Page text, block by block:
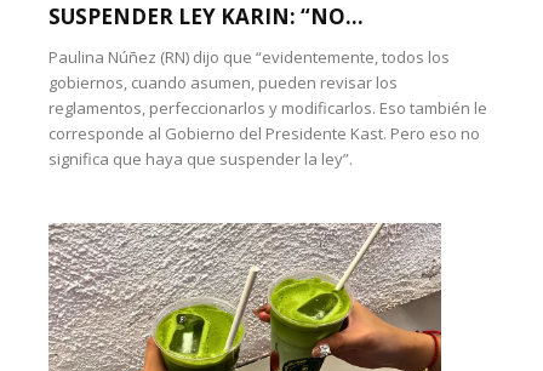
SUSPENDER LEY KARIN: “NO...
Paulina Núñez (RN) dijo que “evidentemente, todos los
gobiernos, cuando asumen, pueden revisar los
reglamentos, perfeccionarlos y modificarlos. Eso también le
corresponde al Gobierno del Presidente Kast. Pero eso no
significa que haya que suspender la ley”.